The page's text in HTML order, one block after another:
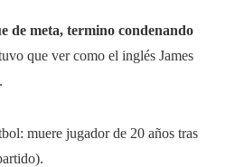
de meta, termino condenando
que ver como el inglés James
muere jugador de 20 años tras